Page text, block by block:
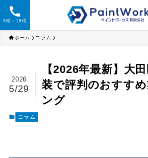
9時～18時
ホーム コラム
【2026年最新】大
装で評判のおすす
ング
2026
5/29
コラム